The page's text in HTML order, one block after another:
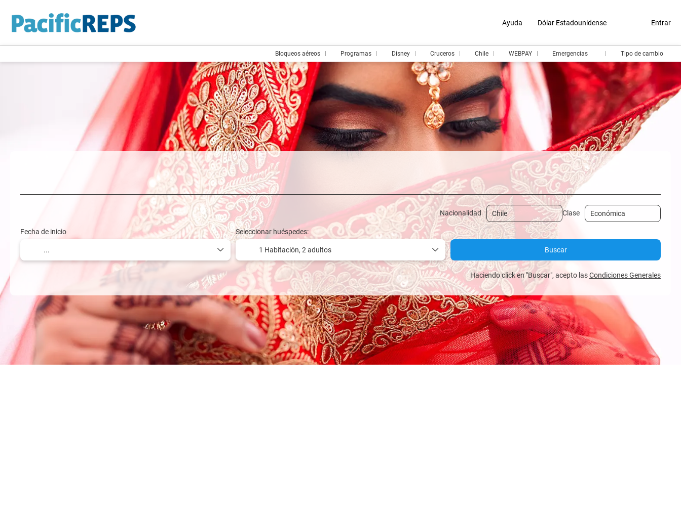
Ayuda Dólar Estadounidense Entrar
Bloqueos aéreos Programas Disney Cruceros Chile WEBPAY Emergencias Tipo de cambio
Alojamiento Vuelos y Trenes Paquetes Deporte y Eventos
Nacionalidad Clase
Fecha de inicio Seleccionar huéspedes:
1 Habitación, 2 adultos Buscar
Haciendo click en "Buscar", acepto lasCondiciones Generales